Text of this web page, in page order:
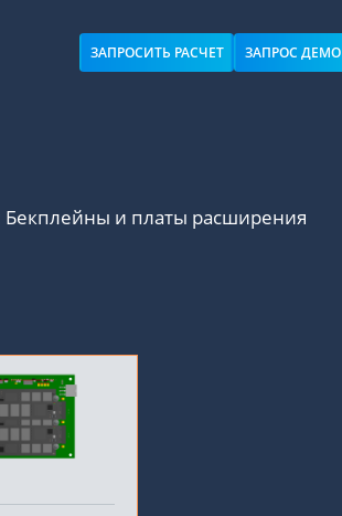
ЗАПРОСИТЬ РАСЧЕТ ЗАПРОС ДЕМО
и платы расширения